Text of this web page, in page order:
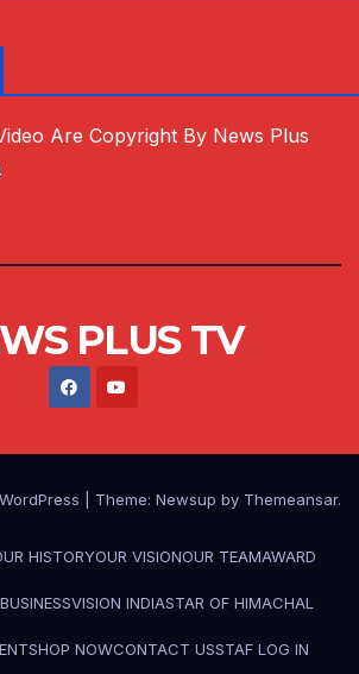
Are Copyright By News Plus
PLUS TV
Theme: Newsup by Themeansar.
HISTORYOUR VISIONOUR TEAMAWARD
BUSINESSVISION INDIASTAR OF HIMACHAL
SHOP NOWCONTACT USSTAF LOG IN